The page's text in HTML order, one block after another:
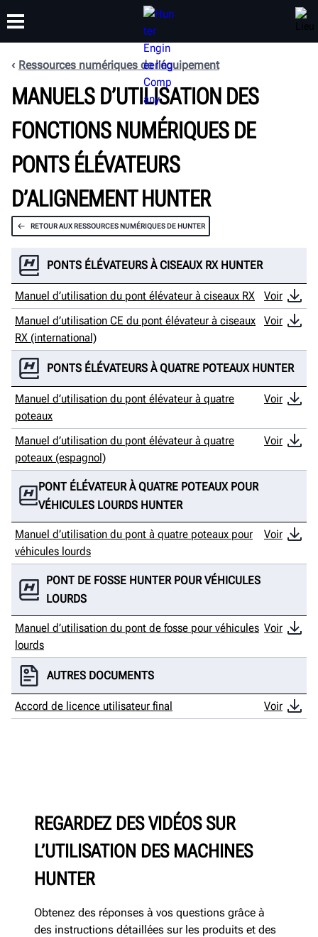
PRODUITS ASSISTANCE
FORMATION
À PROPOS
Ressources numériques de l’équipement
MANUELS D’UTILISATION DES
FONCTIONS NUMÉRIQUES DE
PONTS ÉLÉVATEURS
D’ALIGNEMENT HUNTER
RETOUR AUX RESSOURCES NUMÉRIQUES DE HUNTER
PONTS ÉLÉVATEURS À CISEAUX RX HUNTER
Manuel d’utilisation du pont élévateur à ciseaux RX
Voir
Manuel d’utilisation CE du pont élévateur à ciseaux
RX (international)
Voir
PONTS ÉLÉVATEURS À QUATRE POTEAUX HUNTER
Manuel d’utilisation du pont élévateur à quatre
poteaux
Voir
Manuel d’utilisation du pont élévateur à quatre
poteaux (espagnol)
Voir
PONT ÉLÉVATEUR À QUATRE POTEAUX POUR
VÉHICULES LOURDS HUNTER
Manuel d’utilisation du pont à quatre poteaux pour
véhicules lourds
Voir
PONT DE FOSSE HUNTER POUR VÉHICULES
LOURDS
Manuel d’utilisation du pont de fosse pour véhicules
lourds
Voir
AUTRES DOCUMENTS
Accord de licence utilisateur final Voir
REGARDEZ DES VIDÉOS SUR
L’UTILISATION DES MACHINES
HUNTER
Obtenez des réponses à vos questions grâce à
des instructions détaillées sur les produits et des